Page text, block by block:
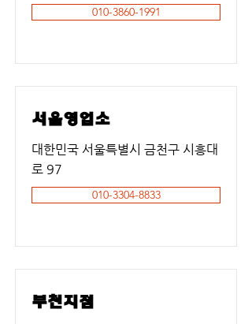
010-3860-1991
서울영업소
대한민국 서울특별시 금천구 시흥대
로 97
010-3304-8833
부천지점